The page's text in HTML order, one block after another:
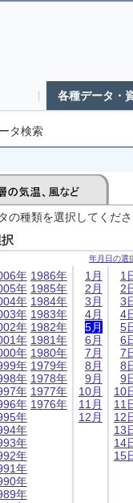
各種データ・
タ検索
の種類を選択してくだ
年月日の選
年
年
年
年
年
年
年
年
年
年
年
年
年
年
年
年
年
年
1986年
1985年
1984年
1983年
1982年
1981年
1980年
1979年
1978年
1977年
1976年
1月
2月
3月
4月
5月
6月
7月
8月
9月
10月
11月
12月
1
2
3
4
5
6
7
8
9
10
11
12
13
14
15